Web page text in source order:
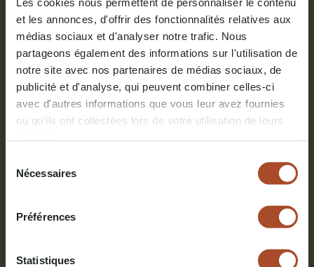
et les annonces, d'offrir des fonctionnalités relatives aux
médias sociaux et d'analyser notre trafic. Nous
partageons également des informations sur l'utilisation de
notre site avec nos partenaires de médias sociaux, de
publicité et d'analyse, qui peuvent combiner celles-ci
avec d'autres informations que vous leur avez fournies
ou qu'ils ont collectées lors de votre utilisation de leurs
Nécessaires
Préférences
Statistiques
Keuken
Een gootsteen met koud en drinkbaar water